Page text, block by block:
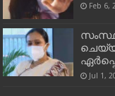
Feb 6,
Jul 1,